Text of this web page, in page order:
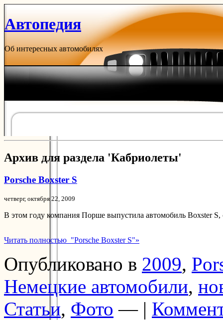
Автопедия
Об интересных автомобилях
Архив для раздела 'Кабриолеты'
Porsche Boxster S
четверг, октября 22, 2009
В этом году компания Порше выпустила автомобиль Boxster
Читать полностью "Porsche Boxster S"»
Опубликовано в 2009,
Немецкие автомобили,
Статьи, Фото — |